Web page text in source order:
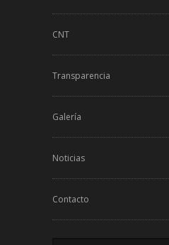
CNT
Transparencia
Galería
Noticias
Contacto